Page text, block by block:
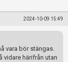
2024-10-09 15:49
vara bör stängas.
vidare härifrån utan